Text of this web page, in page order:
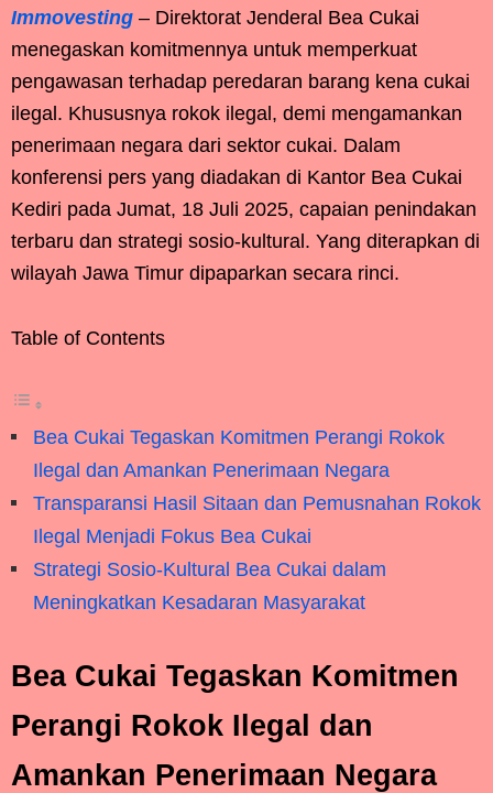
Immovesting – Direktorat Jenderal Bea Cukai
menegaskan komitmennya untuk memperkuat
pengawasan terhadap peredaran barang kena cukai
ilegal. Khususnya rokok ilegal, demi mengamankan
penerimaan negara dari sektor cukai. Dalam
konferensi pers yang diadakan di Kantor Bea Cukai
Kediri pada Jumat, 18 Juli 2025, capaian penindakan
terbaru dan strategi sosio-kultural. Yang diterapkan di
wilayah Jawa Timur dipaparkan secara rinci.
Table of Contents
Bea Cukai Tegaskan Komitmen Perangi Rokok
Ilegal dan Amankan Penerimaan Negara
Transparansi Hasil Sitaan dan Pemusnahan Rokok
Ilegal Menjadi Fokus Bea Cukai
Strategi Sosio-Kultural Bea Cukai dalam
Meningkatkan Kesadaran Masyarakat
Bea Cukai Tegaskan Komitmen
Perangi Rokok Ilegal dan
Amankan Penerimaan Negara